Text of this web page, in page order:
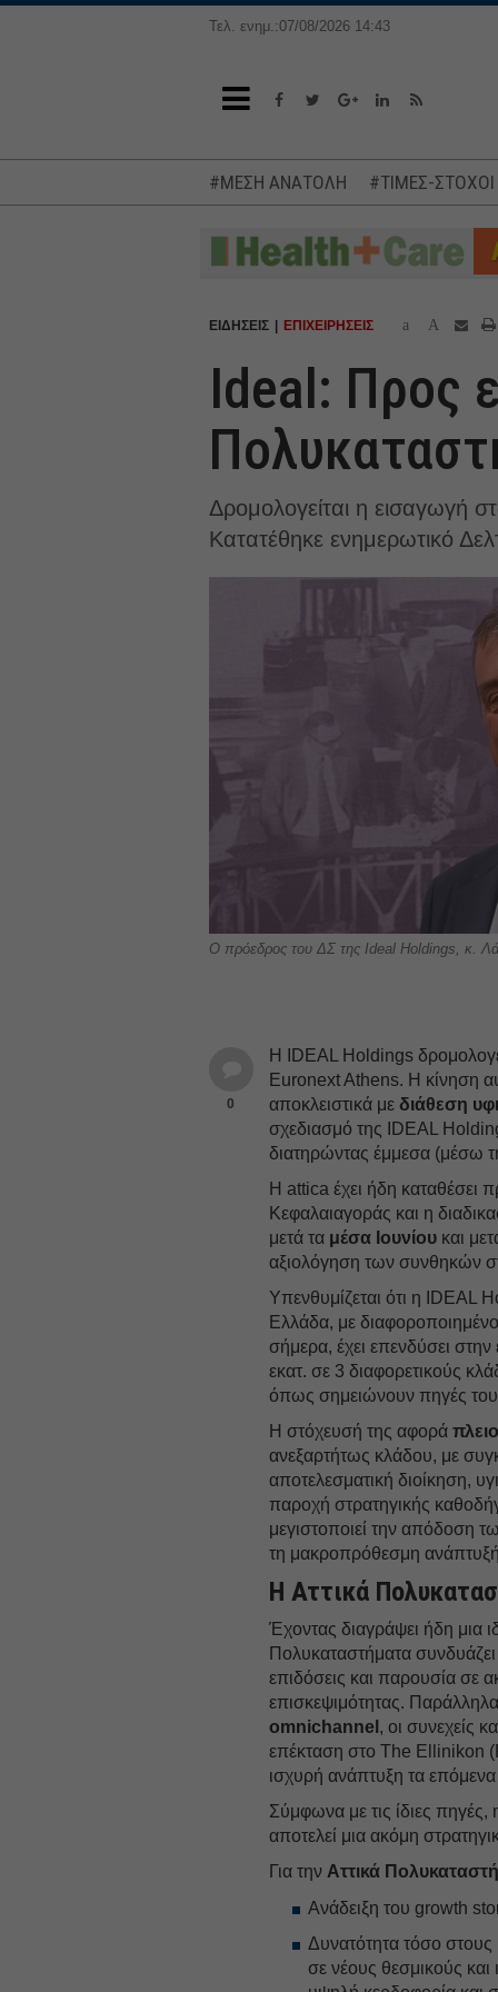
Τελ. ενημ.:07/08/2026 14:43
#ΜΕΣΗ ΑΝΑΤΟΛΗ #ΤΙΜΕΣ-
ΕΙΔΗΣΕΙΣ ΕΠΙΧΕΙΡΗΣΕΙΣ a A
Ideal: Προς
Δρομολογείται η εισαγωγή
Κατατέθηκε ενημερωτικό
Ο πρόεδρος του ΔΣ της Ideal Holdings, κ.
0
H IDEAL Holdings
Euronext Athens. Η κίνηση
αποκλειστικά μεδιάθεση
σχεδιασμό της IDEAL
διατηρώντας έμμεσα (μέσω
Η attica έχει ήδη καταθέσει
Κεφαλαιαγοράς και η
μετά τα μέσα Ιουνίου και
αξιολόγηση των συνθηκών
Υπενθυμίζεται ότι η IDEAL
Ελλάδα, με
σήμερα, έχει επενδύσει
εκατ. σε 3 διαφορετικούς
όπως σημειώνουν πηγές του
Η στόχευσή της αφορά
ανεξαρτήτως κλάδου, με
αποτελεσματική διοίκηση,
παροχή στρατηγικής
μεγιστοποιεί την απόδοση
τη μακροπρόθεσμη
Η Αττικά
Έχοντας διαγράψει ήδη μια
Πολυκαταστήματα
επιδόσεις και παρουσία σε
επισκεψιμότητας.
omnichannel , οι συνεχείς
επέκταση στο The Ellinikon
ισχυρή ανάπτυξη τα επόμενα
Σύμφωνα με τις ίδιες
αποτελεί μια ακόμη
Για την Αττικά
Ανάδειξη του growth
Δυνατότητα τόσο
σε νέους θεσμικούς και